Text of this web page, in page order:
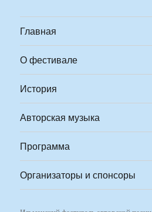
Главная
О фестивале
История
Авторская музыка
Программа
Организаторы и спонсоры